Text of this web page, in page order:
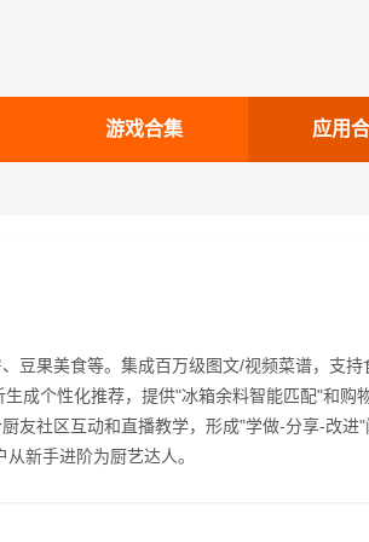
游戏合集 应用
豆果美食等。集成百万级图文/视频菜谱，支持
成个性化推荐，提供"冰箱余料智能匹配"和购
友社区互动和直播教学，形成"学做-分享-改进"
新手进阶为厨艺达人。